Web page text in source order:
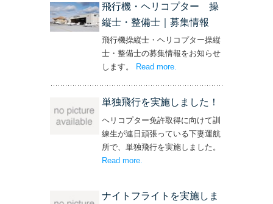
飛行機・ヘリコプター 操
縦士・整備士｜募集情報
飛行機操縦士・ヘリコプター操縦
士・整備士の募集情報をお知らせ
します。
Read more– ‘飛行機・ヘリコプター
.
単独飛行を実施しました！
ヘリコプター免許取得に向けて訓
練生が連日頑張っている下妻運航
所で、単独飛行を実施しました。
Read more
ナイトフライトを実施しま